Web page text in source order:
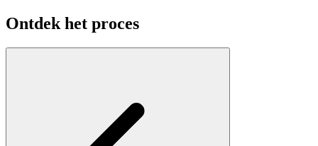
Ontdek het proces